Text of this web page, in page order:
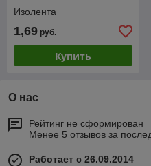
Изолента
1,69 руб.
Купить
О нас
Рейтинг не сформирован
Менее 5 отзывов за
Работает с 26.09.2014